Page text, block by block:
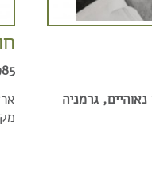
גרמניה